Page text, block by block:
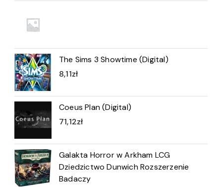
The Sims 3 Showtime (Digital)
8,11zł
Coeus Plan (Digital)
71,12zł
Galakta Horror w Arkham LCG
Dziedzictwo Dunwich Rozszerzenie
Badaczy